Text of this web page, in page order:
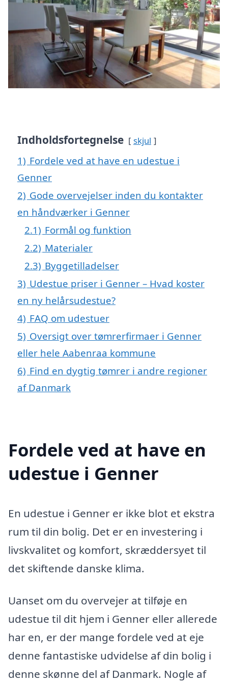
Indholdsfortegnelse skjul
1) Fordele ved at have en udestue i
Genner
2) Gode overvejelser inden du kontakter
en håndværker i Genner
2.1) Formål og funktion
2.2) Materialer
2.3) Byggetilladelser
3) Udestue priser i Genner – Hvad koster
en ny helårsudestue?
4) FAQ om udestuer
5) Oversigt over tømrerfirmaer i Genner
eller hele Aabenraa kommune
6) Find en dygtig tømrer i andre regioner
af Danmark
Fordele ved at have en
udestue i Genner
En udestue i Genner er ikke blot et ekstra
rum til din bolig. Det er en investering i
livskvalitet og komfort, skræddersyet til
det skiftende danske klima.
Uanset om du overvejer at tilføje en
udestue til dit hjem i Genner eller allerede
har en, er der mange fordele ved at eje
denne fantastiske udvidelse af din bolig i
denne skønne del af Danmark. Nogle af